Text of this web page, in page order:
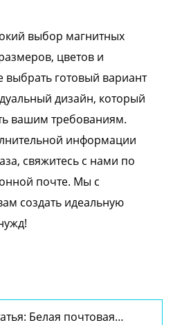
выбор магнитных
цветов и
готовый вариант
дизайн, который
вашим требованиям.
информации
свяжитесь с нами по
почте. Мы с
создать идеальную